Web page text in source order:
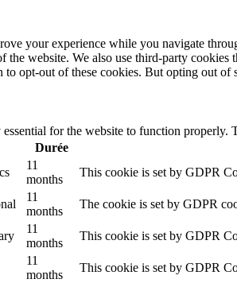
your experience while you navigate
website. We also use third-party
to opt-out of these cookies. But opting out
for the website to function
Durée
11
months
This cookie is set by GDPR
11
months
The cookie is set by GDPR
11
months
This cookie is set by GDPR
11
months
This cookie is set by GDPR